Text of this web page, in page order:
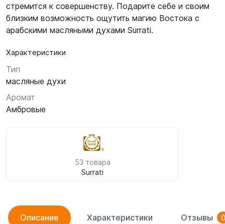
стремится к совершенству. Подарите себе и своим
близким возможность ощутить магию Востока с
арабскими масляными духами Surrati.
Характеристики
Тип
масляные духи
Аромат
Амбровые
53 товара
Surrati
Описание Характеристики Отзывы 0